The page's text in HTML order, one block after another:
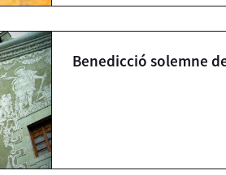
Benedicció solemne